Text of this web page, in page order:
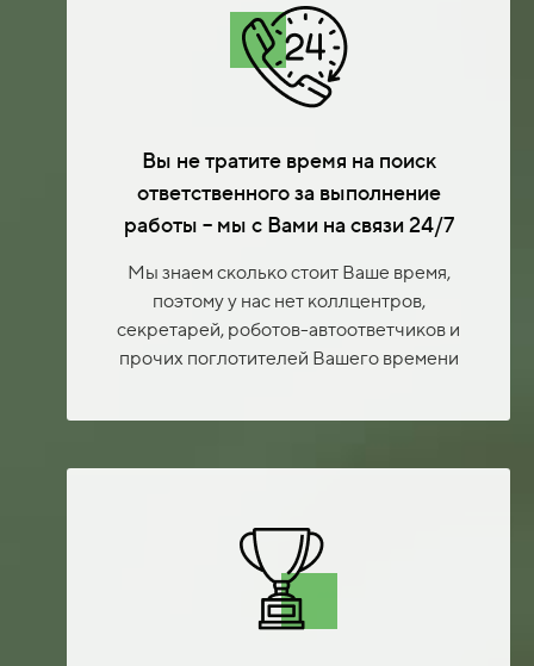
Вы не тратите время на поиск
ответственного за выполнение
работы – мы с Вами на связи 24/7
Мы знаем сколько стоит Ваше время,
поэтому у нас нет коллцентров,
секретарей, роботов-автоответчиков и
прочих поглотителей Вашего времени